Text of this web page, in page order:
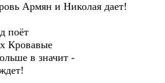
Армян и Николая дает!
поёт
Кровавые
в значит -